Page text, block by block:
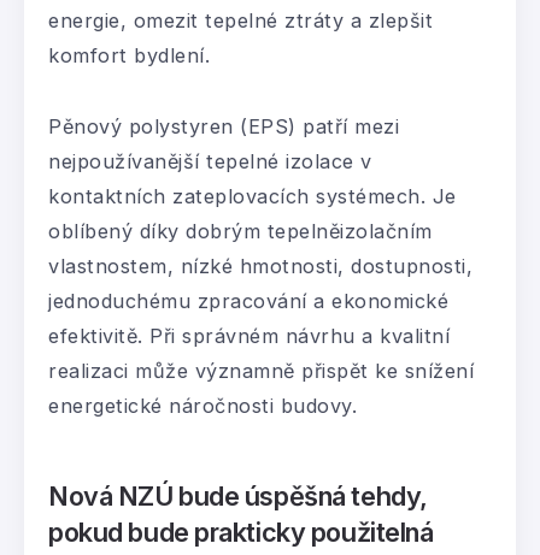
energie, omezit tepelné ztráty a zlepšit
komfort bydlení.
Pěnový polystyren (EPS) patří mezi
nejpoužívanější tepelné izolace v
kontaktních zateplovacích systémech. Je
oblíbený díky dobrým tepelněizolačním
vlastnostem, nízké hmotnosti, dostupnosti,
jednoduchému zpracování a ekonomické
efektivitě. Při správném návrhu a kvalitní
realizaci může významně přispět ke snížení
energetické náročnosti budovy.
Nová NZÚ bude úspěšná tehdy,
pokud bude prakticky použitelná